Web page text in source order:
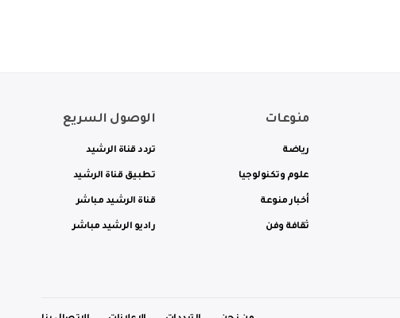
منوعات
رياضة
علوم وتكنولوجيا
أخبار منوعة
ثقافة وفن
الوصول السريع
تردد قناة الرشيد
تطبيق قناة الرشيد
قناة الرشيد مباشر
راديو الرشيد مباشر